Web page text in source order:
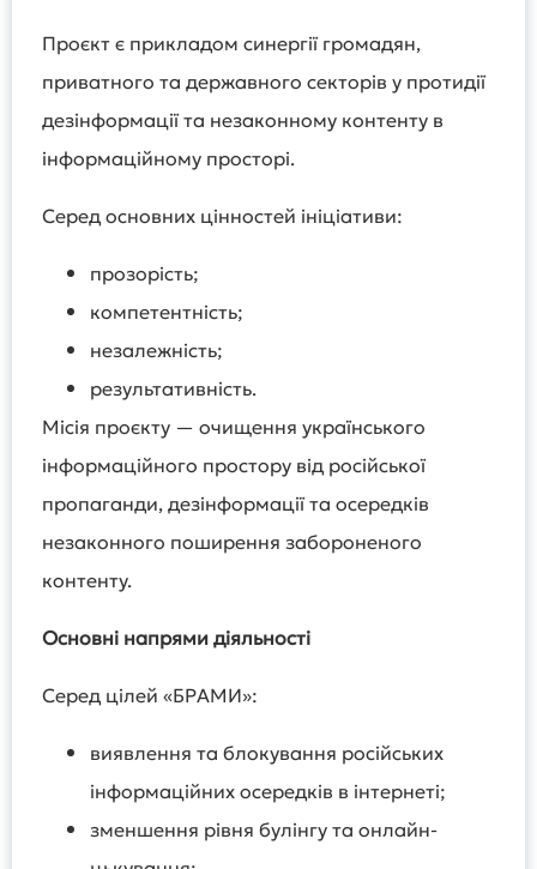
Проєкт є прикладом синергії громадян,
приватного та державного секторів у протидії
дезінформації та незаконному контенту в
інформаційному просторі.
Серед основних цінностей ініціативи:
прозорість;
компетентність;
незалежність;
результативність.
Місія проєкту — очищення українського
інформаційного простору від російської
пропаганди, дезінформації та осередків
незаконного поширення забороненого
контенту.
Основні напрями діяльності
Серед цілей «БРАМИ»:
виявлення та блокування російських
інформаційних осередків в інтернеті;
зменшення рівня булінгу та онлайн-